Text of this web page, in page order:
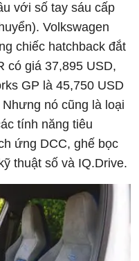
với số tay sáu cấp
Volkswagen
chiếc hatchback đắt
có giá 37,895 USD,
GP là 45,750 USD
nó cũng là loại
tính năng tiêu
ứng DCC, ghế bọc
thuật số và IQ.Drive.